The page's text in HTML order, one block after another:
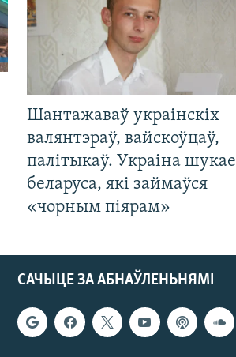
Шантажаваў украінскіх
валянтэраў, вайскоўцаў,
палітыкаў. Украіна шукае
беларуса, які займаўся
«чорным піярам»
САЧЫЦЕ ЗА АБНАЎЛЕНЬНЯМІ